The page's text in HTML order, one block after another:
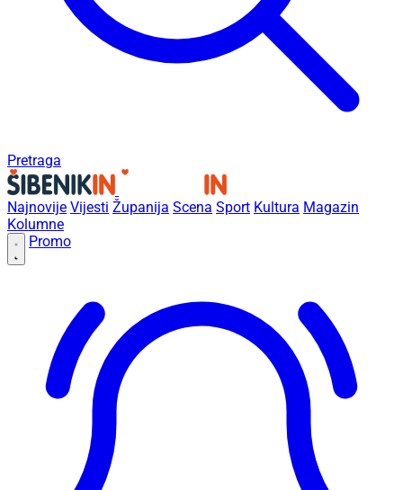
Pretraga
Najnovije Vijesti Županija Scena Sport Kultura Magazin
Kolumne
Promo